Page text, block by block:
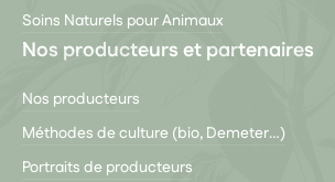
Soins Naturels pour Animaux
Nos producteurs et partenaires
Nos producteurs
Méthodes de culture (bio, Demeter…)
Portraits de producteurs